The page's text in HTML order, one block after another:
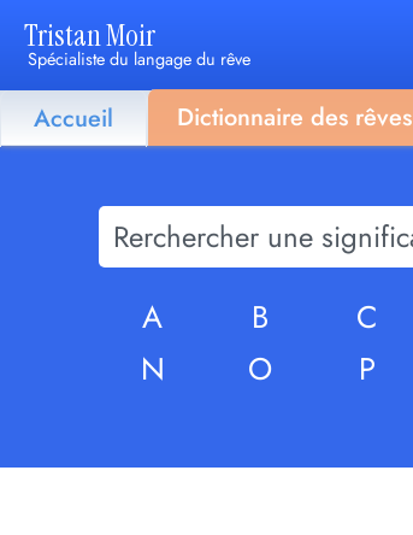
Tristan Moir
Spécialiste du langage du rêve
Accueil Dictionnaire des rêves
A B C
N
O P